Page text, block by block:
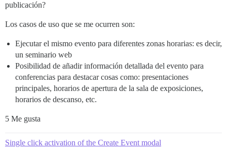
publicación?
Los casos de uso que se me ocurren son:
Ejecutar el mismo evento para diferentes zonas horarias: es decir,
un seminario web
Posibilidad de añadir información detallada del evento para
conferencias para destacar cosas como: presentaciones
principales, horarios de apertura de la sala de exposiciones,
horarios de descanso, etc.
5 Me gusta
Single click activation of the Create Event modal